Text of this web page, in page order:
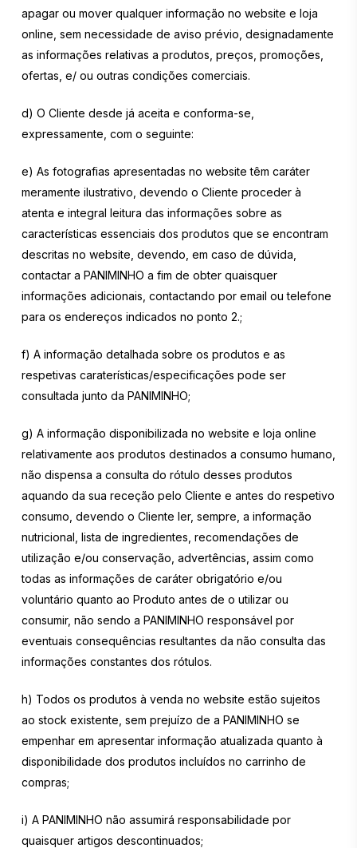
apagar ou mover qualquer informação no website e loja
online, sem necessidade de aviso prévio, designadamente
as informações relativas a produtos, preços, promoções,
ofertas, e/ ou outras condições comerciais.
d) O Cliente desde já aceita e conforma-se,
expressamente, com o seguinte:
e) As fotografias apresentadas no website têm caráter
meramente ilustrativo, devendo o Cliente proceder à
atenta e integral leitura das informações sobre as
características essenciais dos produtos que se encontram
descritas no website, devendo, em caso de dúvida,
contactar a PANIMINHO a fim de obter quaisquer
informações adicionais, contactando por email ou telefone
para os endereços indicados no ponto 2.;
f) A informação detalhada sobre os produtos e as
respetivas caraterísticas/especificações pode ser
consultada junto da PANIMINHO;
g) A informação disponibilizada no website e loja online
relativamente aos produtos destinados a consumo humano,
não dispensa a consulta do rótulo desses produtos
aquando da sua receção pelo Cliente e antes do respetivo
consumo, devendo o Cliente ler, sempre, a informação
nutricional, lista de ingredientes, recomendações de
utilização e/ou conservação, advertências, assim como
todas as informações de caráter obrigatório e/ou
voluntário quanto ao Produto antes de o utilizar ou
consumir, não sendo a PANIMINHO responsável por
eventuais consequências resultantes da não consulta das
informações constantes dos rótulos.
h) Todos os produtos à venda no website estão sujeitos
ao stock existente, sem prejuízo de a PANIMINHO se
empenhar em apresentar informação atualizada quanto à
disponibilidade dos produtos incluídos no carrinho de
compras;
i) A PANIMINHO não assumirá responsabilidade por
quaisquer artigos descontinuados;